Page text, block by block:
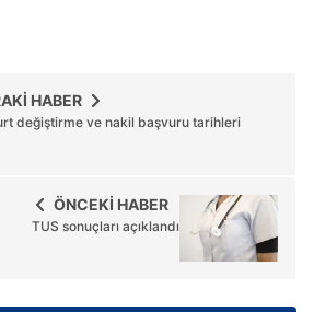
HABER
değiştirme ve nakil başvuru tarihleri
ÖNCEKİ HABER
TUS sonuçları açıklandı